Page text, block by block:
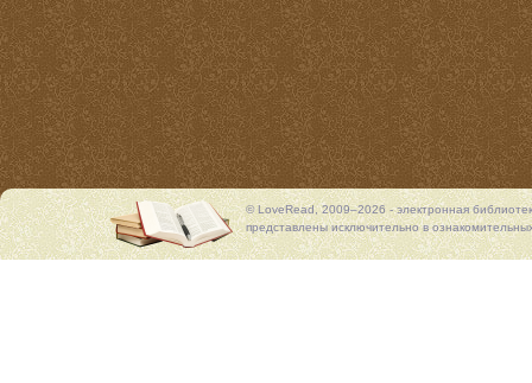
© LoveRead, 2009–2026 - электронная
представлены исключительно в